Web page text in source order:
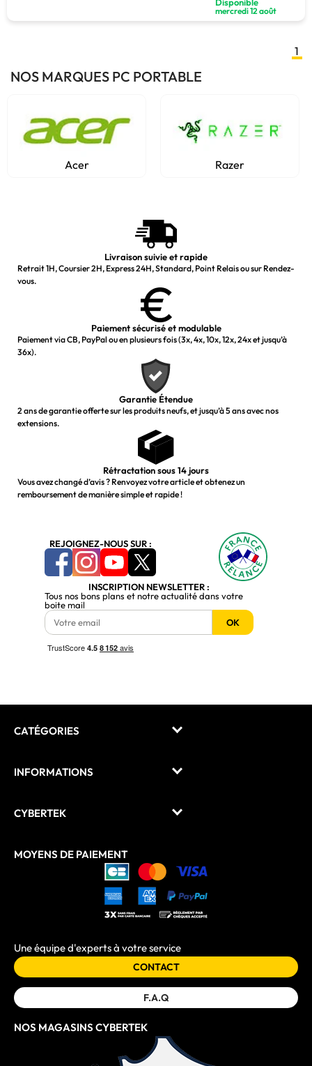
mercredi 12 août
1
NOS MARQUES PC PORTABLE
Acer Razer
Livraison suivie et rapide
Retrait 1H, Coursier 2H, Express 24H, Standard, Point Relais ou sur Rendez-
vous.
Paiement sécurisé et modulable
Paiement via CB, PayPal ou en plusieurs fois (3x, 4x, 10x, 12x, 24x et jusqu’à
36x).
Garantie Étendue
2 ans de garantie offerte sur les produits neufs, et jusqu’à 5 ans avec nos
extensions.
Rétractation sous 14 jours
Vous avez changé d’avis ? Renvoyez votre article et obtenez un
remboursement de manière simple et rapide !
REJOIGNEZ-NOUS SUR :
INSCRIPTION NEWSLETTER :
Tous nos bons plans et notre actualité dans votre
boite mail
OK
CATÉGORIES
INFORMATIONS
CYBERTEK
MOYENS DE PAIEMENT
Une équipe d'experts à votre service
CONTACT
F.A.Q
NOS MAGASINS CYBERTEK